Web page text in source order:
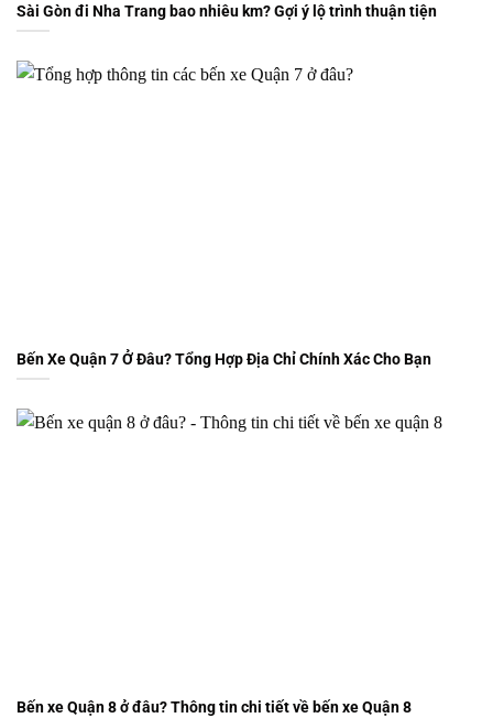
Sài Gòn đi Nha Trang bao nhiêu km? Gợi ý lộ trình thuận tiện
Bến Xe Quận 7 Ở Đâu? Tổng Hợp Địa Chỉ Chính Xác Cho Bạn
Bến xe Quận 8 ở đâu? Thông tin chi tiết về bến xe Quận 8